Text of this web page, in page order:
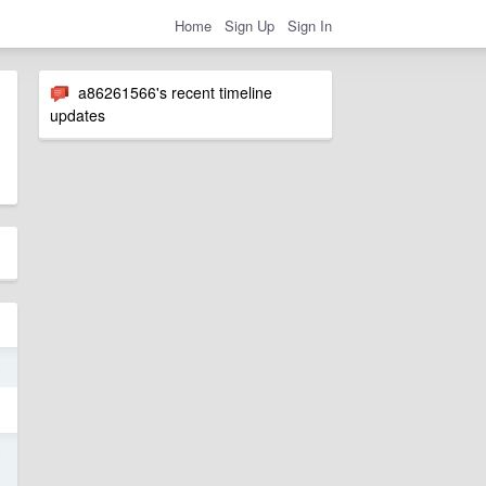
Home Sign Up Sign In
a86261566's recent timeline
updates